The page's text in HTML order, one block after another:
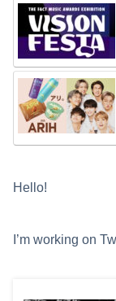
Hello!
I’m working on